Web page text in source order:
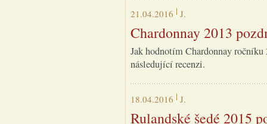
21.04.2016 J.
Chardonnay 2013
Jak hodnotím Chardonnay
následující recenzi.
18.04.2016 J.
Rulandské šedé 2015